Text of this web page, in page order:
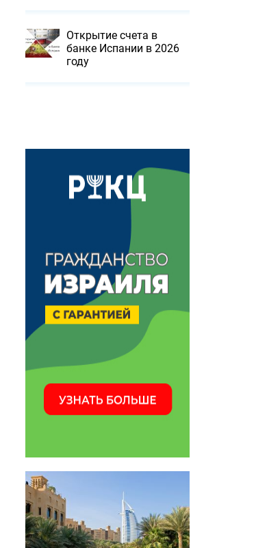
Открытие счета в
банке Испании в 2026
году